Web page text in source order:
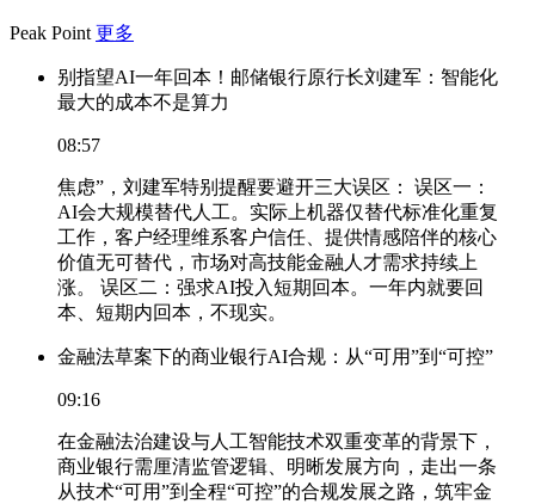
Peak Point 更多
别指望AI一年回本！邮储银行原行长刘建军：智能化
最大的成本不是算力
08:57
焦虑”，刘建军特别提醒要避开三大误区： 误区一：
AI会大规模替代人工。实际上机器仅替代标准化重复
工作，客户经理维系客户信任、提供情感陪伴的核心
价值无可替代，市场对高技能金融人才需求持续上
涨。 误区二：强求AI投入短期回本。一年内就要回
本、短期内回本，不现实。
金融法草案下的商业银行AI合规：从“可用”到“可控”
09:16
在金融法治建设与人工智能技术双重变革的背景下，
商业银行需厘清监管逻辑、明晰发展方向，走出一条
从技术“可用”到全程“可控”的合规发展之路，筑牢金